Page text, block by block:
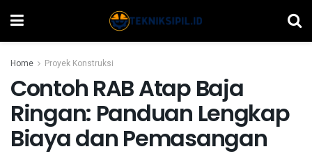
Home Proyek Konstruksi
Contoh RAB Atap Baja
Ringan: Panduan Lengkap
Biaya dan Pemasangan